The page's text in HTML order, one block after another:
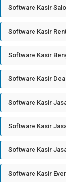
Software Kasir
Software Kasir
Software Kasir
Software Kasir
Software Kasir
Software Kasir
Software Kasir
Software Kasir